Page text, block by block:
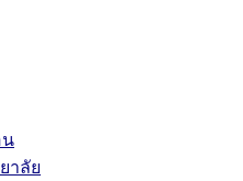
น
าลัย